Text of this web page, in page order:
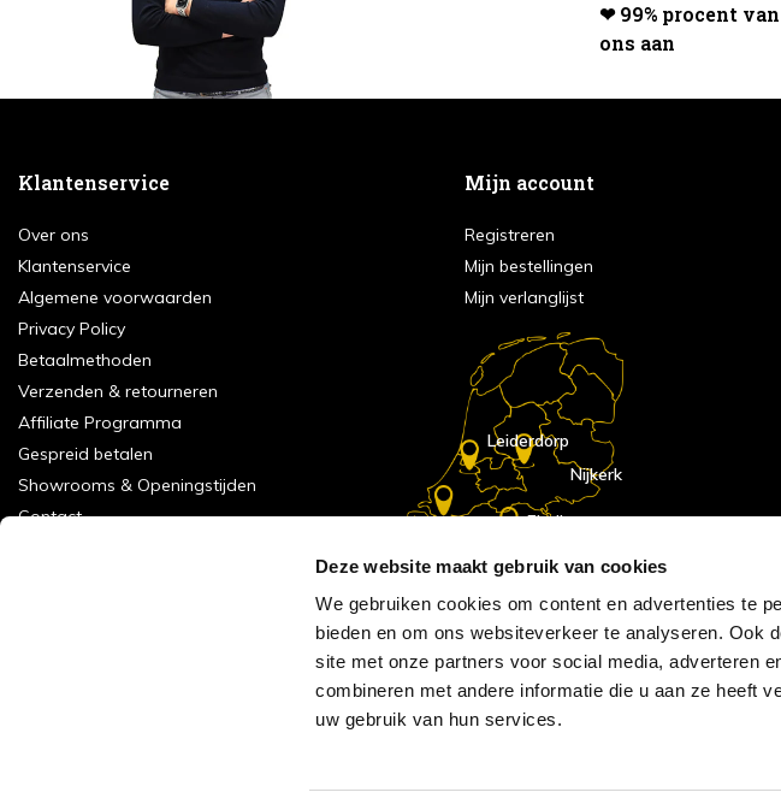
Deze website maakt gebruik van cookies
We gebruiken cookies om content en advertenties te
bieden en om ons websiteverkeer te analyseren. Ook
site met onze partners voor social media, adverteren
combineren met andere informatie die u aan ze heeft
uw gebruik van hun services.
❤ 99% procent
ons aan
Klantenservice
Over ons
Klantenservice
Algemene voorwaarden
Privacy Policy
Betaalmethoden
Verzenden & retourneren
Affiliate Programma
Gespreid betalen
Showrooms & Openingstijden
Contact
Mijn account
Registreren
Mijn bestellingen
Mijn verlanglijst
Eindhoven
Nijkerk
Leiderdorp